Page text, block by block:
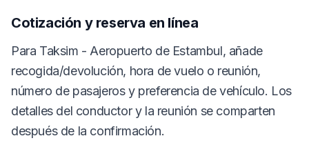
Cotización y reserva en línea
Para Taksim - Aeropuerto de Estambul, añade
recogida/devolución, hora de vuelo o reunión,
número de pasajeros y preferencia de vehículo. Los
detalles del conductor y la reunión se comparten
después de la confirmación.